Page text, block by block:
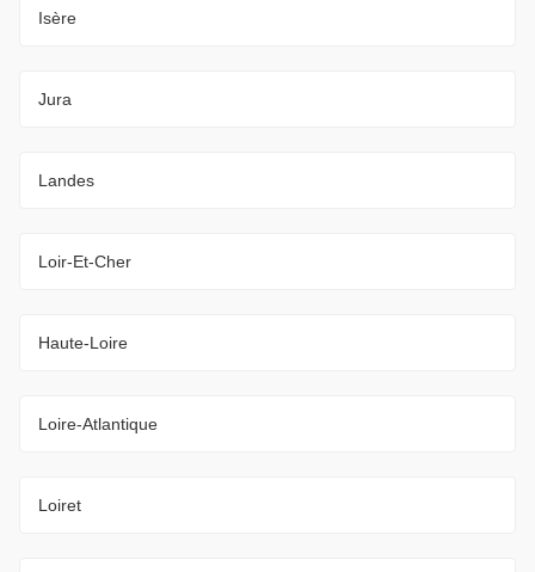
Isère
Jura
Landes
Loir-Et-Cher
Haute-Loire
Loire-Atlantique
Loiret